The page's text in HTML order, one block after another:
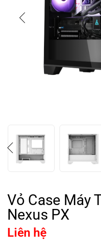
Vỏ Case Máy
Nexus PX
Liên hệ